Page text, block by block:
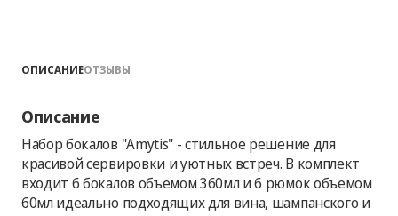
ОПИСАНИЕОТЗЫВЫ
Описание
Набор бокалов "Amytis" - стильное решение для
красивой сервировки и уютных встреч. В комплект
входит 6 бокалов объемом 360мл и 6 рюмок объемом
60мл идеально подходящих для вина, шампанского и